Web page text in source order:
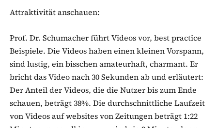
Attraktivität anschauen:
Prof. Dr. Schumacher führt Videos vor, best practice
Beispiele. Die Videos haben einen kleinen Vorspann,
sind lustig, ein bisschen amateurhaft, charmant. Er
bricht das Video nach 30 Sekunden ab und erläutert:
Der Anteil der Videos, die die Nutzer bis zum Ende
schauen, beträgt 38%. Die durchschnittliche Laufzeit
von Videos auf websites von Zeitungen beträgt 1:22